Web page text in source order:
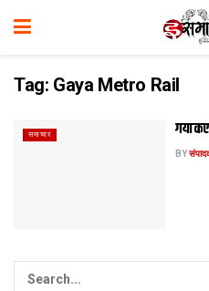
Tag: Gaya Metro Rail
समाचार गया
BY